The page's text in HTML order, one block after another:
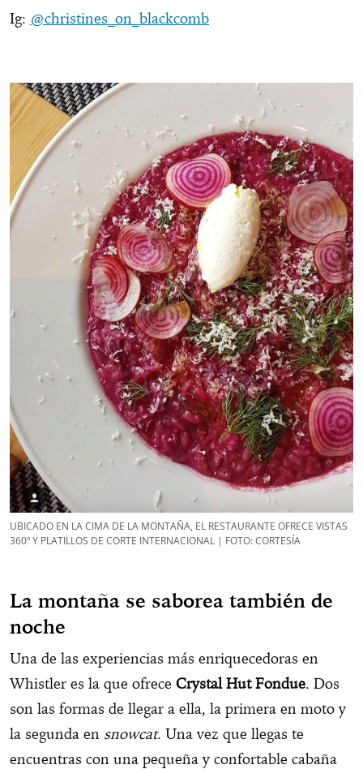
Ig: @christines_on_blackcomb
UBICADO EN LA CIMA DE LA MONTAÑA, EL RESTAURANTE OFRECE VISTAS
360º Y PLATILLOS DE CORTE INTERNACIONAL | FOTO: CORTESÍA
La montaña se saborea también de
noche
Una de las experiencias más enriquecedoras en
Whistler es la que ofrece Crystal Hut Fondue. Dos
son las formas de llegar a ella, la primera en moto y
la segunda en snowcat. Una vez que llegas te
encuentras con una pequeña y confortable cabaña